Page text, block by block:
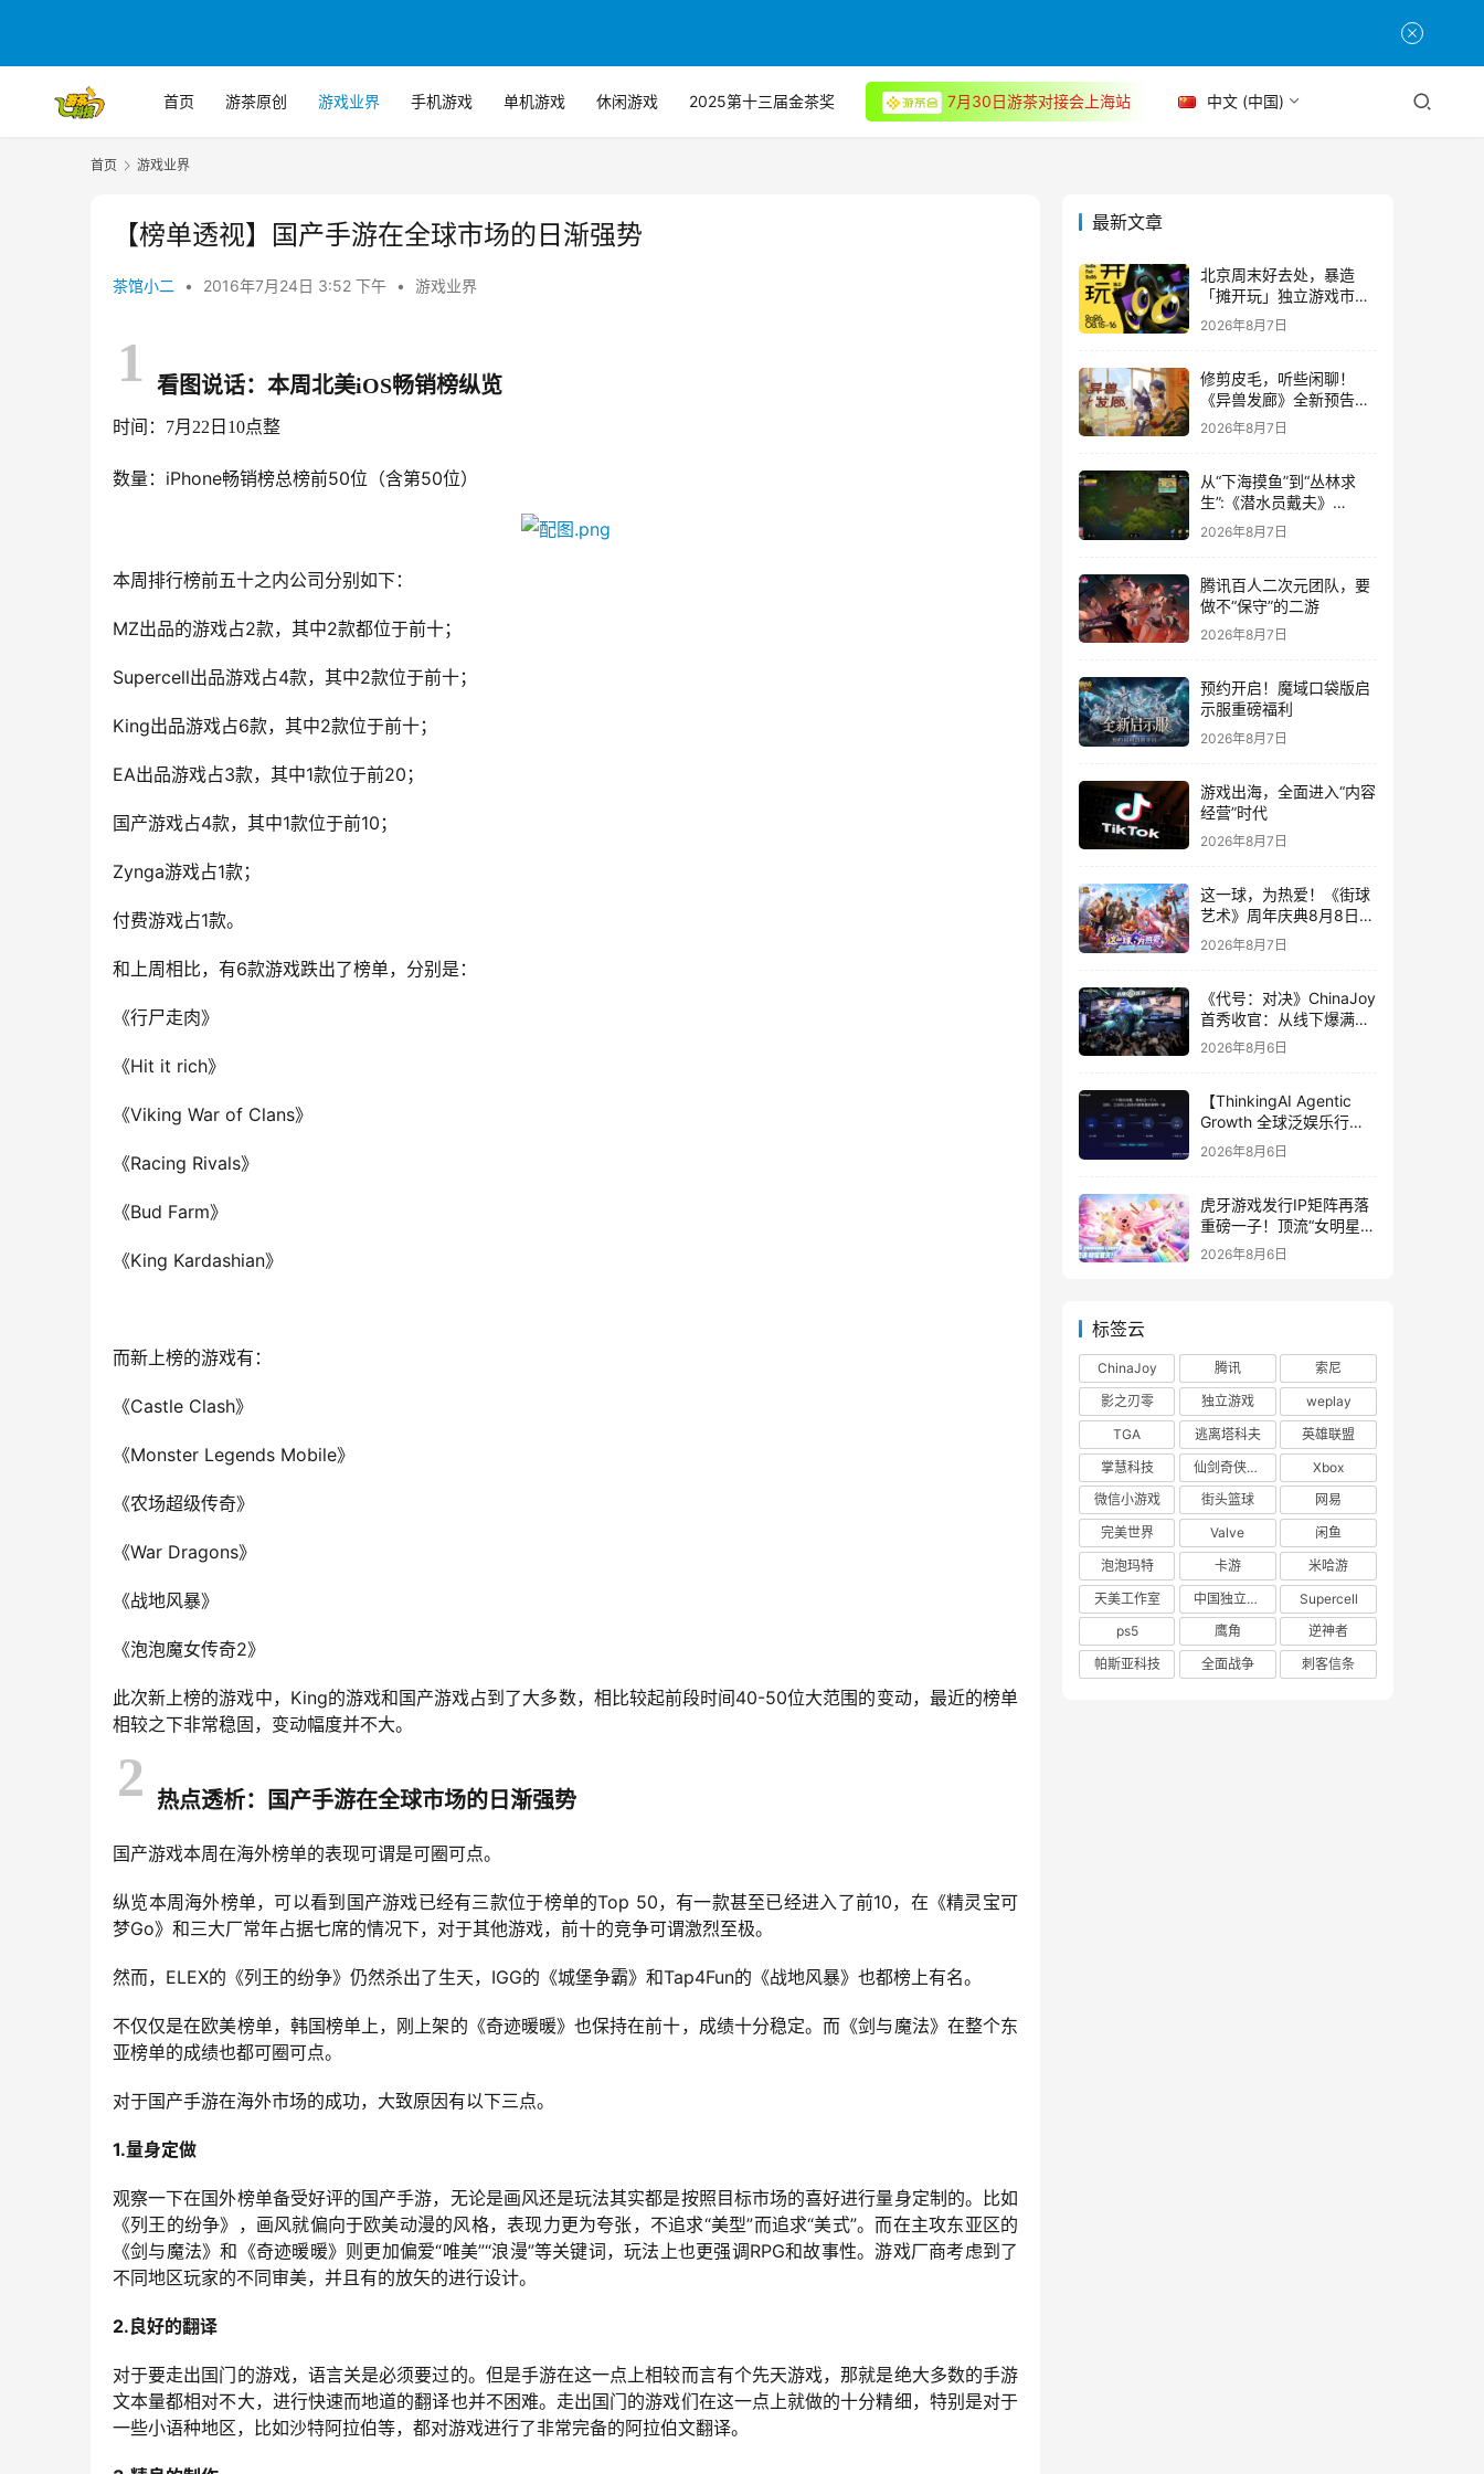
首页 游茶原创 游戏业界 手机游戏 单机游戏 休闲游戏 2025第十三届金茶奖 7月30日游茶对接会上海站 中文 (中国)
首页 游戏业界
【榜单透视】国产手游在全球市场的日渐强势
茶馆小二 • 2016年7月24日 3:52 下午 • 游戏业界
1 看图说话：本周北美iOS畅销榜纵览
时间：7月22日10点整
数量：iPhone畅销榜总榜前50位（含第50位）
本周排行榜前五十之内公司分别如下：
MZ出品的游戏占2款，其中2款都位于前十；
Supercell出品游戏占4款，其中2款位于前十；
King出品游戏占6款，其中2款位于前十；
EA出品游戏占3款，其中1款位于前20；
国产游戏占4款，其中1款位于前10；
Zynga游戏占1款；
付费游戏占1款。
和上周相比，有6款游戏跌出了榜单，分别是：
《行尸走肉》
《Hit it rich》
《Viking War of Clans》
《Racing Rivals》
《Bud Farm》
《King Kardashian》
而新上榜的游戏有：
《Castle Clash》
《Monster Legends Mobile》
《农场超级传奇》
《War Dragons》
《战地风暴》
《泡泡魔女传奇2》
此次新上榜的游戏中，King的游戏和国产游戏占到了大多数，相比较起前段时间40-50位大范围的变动，最近的榜单
相较之下非常稳固，变动幅度并不大。
2 热点透析：国产手游在全球市场的日渐强势
国产游戏本周在海外榜单的表现可谓是可圈可点。
纵览本周海外榜单，可以看到国产游戏已经有三款位于榜单的Top 50，有一款甚至已经进入了前10，在《精灵宝可
梦Go》和三大厂常年占据七席的情况下，对于其他游戏，前十的竞争可谓激烈至极。
然而，ELEX的《列王的纷争》仍然杀出了生天，IGG的《城堡争霸》和Tap4Fun的《战地风暴》也都榜上有名。
不仅仅是在欧美榜单，韩国榜单上，刚上架的《奇迹暖暖》也保持在前十，成绩十分稳定。而《剑与魔法》在整个东
亚榜单的成绩也都可圈可点。
对于国产手游在海外市场的成功，大致原因有以下三点。
1.量身定做
观察一下在国外榜单备受好评的国产手游，无论是画风还是玩法其实都是按照目标市场的喜好进行量身定制的。比如
《列王的纷争》，画风就偏向于欧美动漫的风格，表现力更为夸张，不追求“美型”而追求“美式”。而在主攻东亚区的
《剑与魔法》和《奇迹暖暖》则更加偏爱“唯美”“浪漫”等关键词，玩法上也更强调RPG和故事性。游戏厂商考虑到了
不同地区玩家的不同审美，并且有的放矢的进行设计。
2.良好的翻译
对于要走出国门的游戏，语言关是必须要过的。但是手游在这一点上相较而言有个先天游戏，那就是绝大多数的手游
文本量都相对不大，进行快速而地道的翻译也并不困难。走出国门的游戏们在这一点上就做的十分精细，特别是对于
一些小语种地区，比如沙特阿拉伯等，都对游戏进行了非常完备的阿拉伯文翻译。
最新文章
北京周末好去处，暴造
「摊开玩」独立游戏市集
正式开票！
2026年8月7日
修剪皮毛，听些闲聊！
《异兽发廊》全新预告与
Steam免费试玩公开
2026年8月7日
从“下海摸鱼”到“丛林求
生”:《潜水员戴夫》
DLC《丛林》移动端定档
8月14日
2026年8月7日
腾讯百人二次元团队，要
做不“保守”的二游
2026年8月7日
预约开启！魔域口袋版启
示服重磅福利
2026年8月7日
游戏出海，全面进入“内容
经营”时代
2026年8月7日
这一球，为热爱！《街球
艺术》周年庆典8月8日正
式上线，多重福利与全新
内容同步开启
2026年8月7日
《代号：对决》ChinaJoy
首秀收官：从线下爆满看
见玩家的真实期待
2026年8月6日
【ThinkingAI Agentic
Growth 全球泛娱乐行业
峰会】Agent 时代，人到
底负责什么
2026年8月6日
虎牙游戏发行IP矩阵再落
重磅一子！顶流“女明星”
ZANMANG LOOPY 正版
2026年8月6日
标签云
ChinaJoy 腾讯
索尼
影之刃零
独立游戏
weplay
TGA
逃离塔科夫
英雄联盟
掌慧科技
仙剑奇侠传四
Xbox
微信小游戏
街头篮球
网易
完美世界
Valve
闲鱼
泡泡玛特
卡游
米哈游
天美工作室
中国独立游戏联盟
Supercell
ps5
鹰角
逆神者
帕斯亚科技
全面战争 刺客信条